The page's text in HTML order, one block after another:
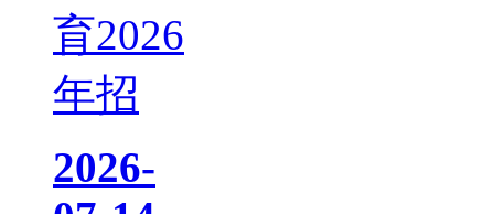
育2026
年招
2026-